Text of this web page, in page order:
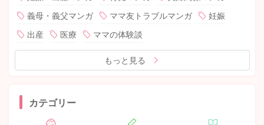
義母・義父マンガ
ママ友トラブルマンガ
妊娠
出産
医療 ママの体験談
もっと見る
カテゴリー